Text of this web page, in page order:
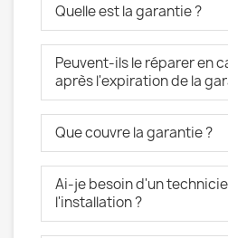
Quelle est la garantie ?
Peuvent-ils le réparer en
après l'expiration de la
Que couvre la garantie ?
Ai-je besoin d'un
l'installation ?